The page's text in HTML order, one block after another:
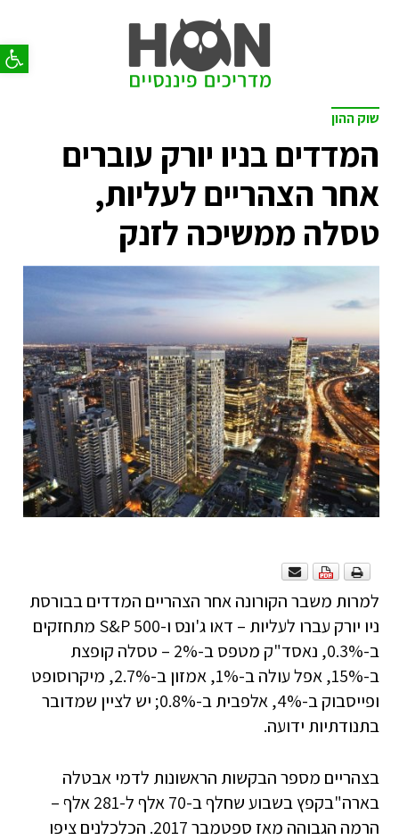
פתח
שוק ההון
המדדים בניו יורק עוברים
אחר הצהריים לעליות,
טסלה ממשיכה לזנק
למרות משבר הקורונה אחר הצהריים המדדים בבורסת
ניו יורק עברו לעליות – דאו ג'ונס ו-S&P 500 מתחזקים
ב-0.3%, נאסד"ק מטפס ב-2% – טסלה קופצת
ב-15%, אפל עולה ב-1%, אמזון ב-2.7%, מיקרוסופט
ופייסבוק ב-4%, אלפבית ב-0.8%; יש לציין שמדובר
בתנודתיות ידועה.
בצהריים מספר הבקשות הראשונות לדמי אבטלה
בארה"בקפץ בשבוע שחלף ב-70 אלף ל-281 אלף –
הרמה הגבוהה מאז ספטמבר 2017. הכלכלנים ציפו